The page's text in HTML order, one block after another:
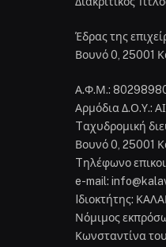
Έδρας της
Βουνό 0, 25001
Α.Φ.Μ.:
Αρμόδια Δ.Ο.Υ.:
Tαχυδρομική
Βουνό 0, 25001
Tηλέφωνο
e-mail:
Iδιοκτήτης:
Νόμιμος
Κωνσταντίνα